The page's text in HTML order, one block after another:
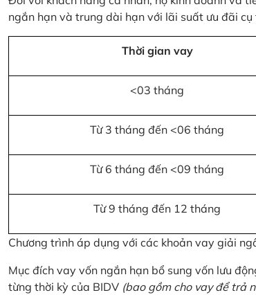
ngắn hạn và trung dài hạn với lãi suất ưu đãi cụ
Thời gian vay
<03 tháng
Từ 3 tháng đến <06 tháng
Từ 6 tháng đến <09 tháng
Từ 9 tháng đến 12 tháng
Chương trình áp dụng với các khoản vay giải
Mục đích vay vốn ngắn hạn bổ sung vốn lưu
từng thời kỳ của BIDV (bao gồm cho vay để trả